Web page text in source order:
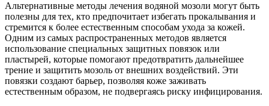
Альтернативные методы лечения водяной мозоли могут быть
полезны для тех, кто предпочитает избегать прокалывания и
стремится к более естественным способам ухода за кожей.
Одним из самых распространенных методов является
использование специальных защитных повязок или
пластырей, которые помогают предотвратить дальнейшее
трение и защитить мозоль от внешних воздействий. Эти
повязки создают барьер, позволяя коже заживать
естественным образом, не подвергаясь риску инфицирования.